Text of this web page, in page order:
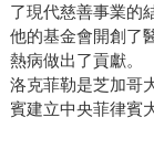
了現代慈善事業的
他的基金會開創了
熱病做出了貢獻。
洛克菲勒是芝加哥
賓建立中央菲律賓